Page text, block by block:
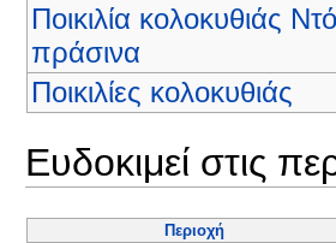
Ποικιλία κολοκυθιάς
πράσινα
Ποικιλίες κολοκυθιάς
Ευδοκιμεί στις
Περιοχή